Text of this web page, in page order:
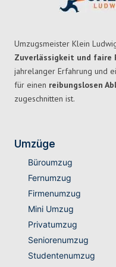
Umzugsmeister Klein
Zuverlässigkeit und faire
jahrelanger Erfahrung und
für einen reibungslosen
zugeschnitten ist.
Umzüge
Büroumzug
Fernumzug
Firmenumzug
Mini Umzug
Privatumzug
Seniorenumzug
Studentenumzug